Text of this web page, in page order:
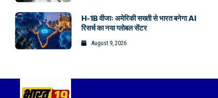
H-1B वीजाः अमेरिकी सख्ती से भारत बनेगा AI
रिसर्च का नया ग्लोबल सेंटर
August 9, 2026